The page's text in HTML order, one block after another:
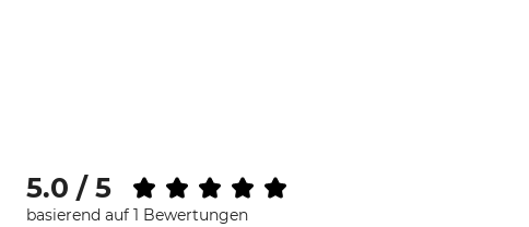
5.0 / 5
basierend auf 1 Bewertungen